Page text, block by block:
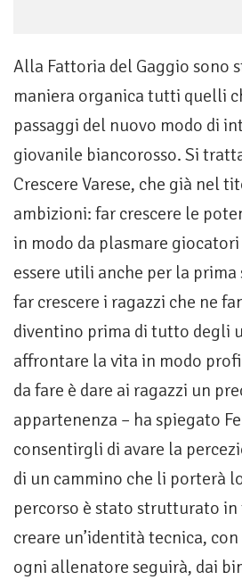
Alla Fattoria del Gaggio sono
maniera organica tutti quelli
passaggi del nuovo modo di
giovanile biancorosso. Si
Crescere Varese, che già nel
ambizioni: far crescere le
in modo da plasmare giocatori
essere utili anche per la prima
far crescere i ragazzi che ne
diventino prima di tutto degli
affrontare la vita in modo
da fare è dare ai ragazzi un
appartenenza – ha spiegato
consentirgli di avare la
di un cammino che li porterà
percorso è stato strutturato
creare un’identità tecnica,
ogni allenatore seguirà, dai